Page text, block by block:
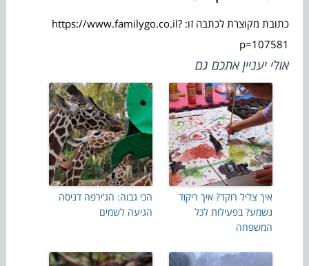
כתובת מקוצרת לכתבה זו: https://www.familygo.co.il?
p=107581
אולי יעניין אתכם גם
איך צליל רוקד? איך ריקוד
נשמע? בפעילות לכל
המשפחה
הכי גבוה: הג’ירפה דניסה
הגיעה לשמים